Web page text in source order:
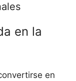
en la
en